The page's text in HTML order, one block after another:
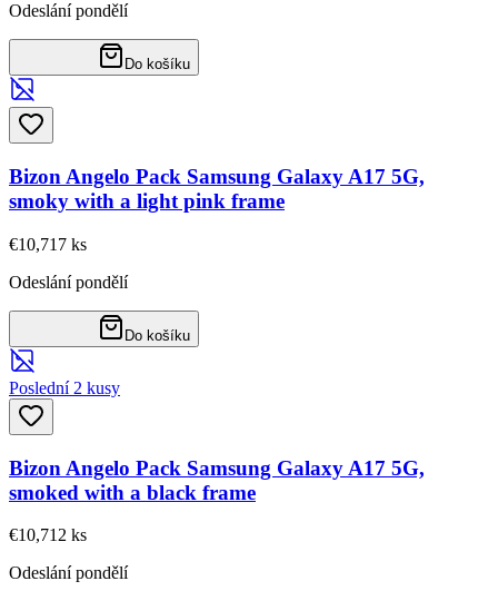
Odeslání pondělí
Do košíku
Bizon Angelo Pack Samsung Galaxy A17 5G,
smoky with a light pink frame
€10,71 7 ks
Odeslání pondělí
Do košíku
Poslední 2 kusy
Bizon Angelo Pack Samsung Galaxy A17 5G,
smoked with a black frame
€10,71 2 ks
Odeslání pondělí